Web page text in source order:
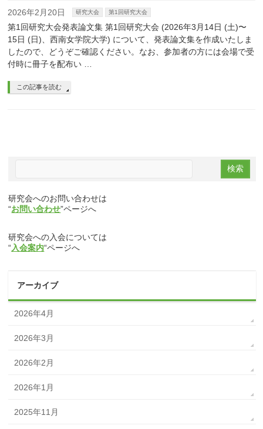
2026年2月20日 研究大会 第1回研究大会
第1回研究大会発表論文集 第1回研究大会 (2026年3月14日 (土)〜
15日 (日)、西南女学院大学) について、発表論文集を作成いたしま
したので、どうぞご確認ください。なお、参加者の方には会場で受
付時に冊子を配布い …
この記事を読む
研究会へのお問い合わせは
“お問い合わせ”ページへ
研究会への入会については
“ 入会案内“ページへ
アーカイブ
2026年4月
2026年3月
2026年2月
2026年1月
2025年11月